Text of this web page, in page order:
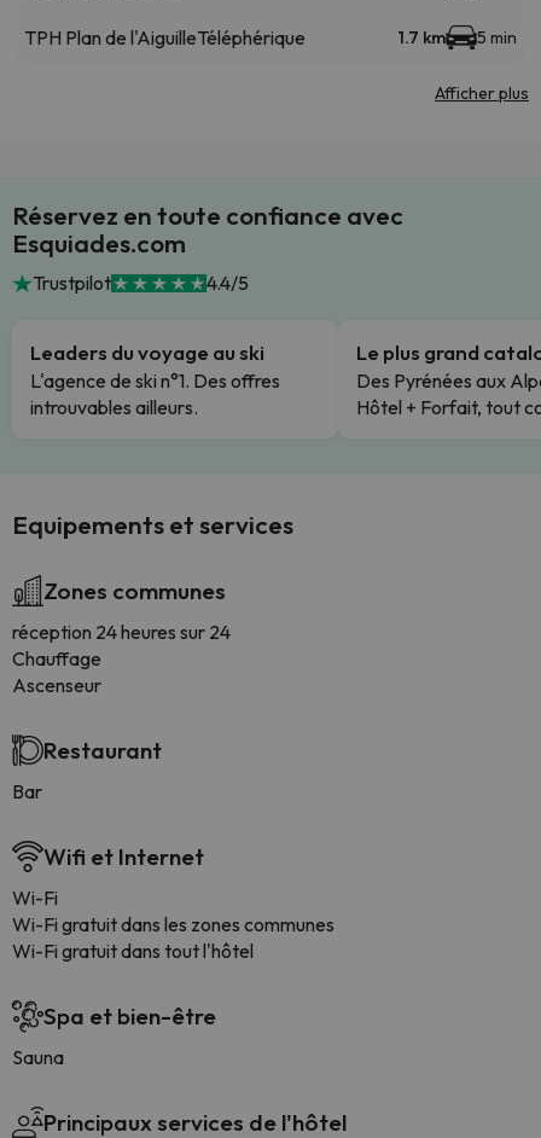
TPH Plan de l'AiguilleTéléphérique 1.7 km 5 min
Afficher plus
Réservez en toute confiance avec
Esquiades.com
Trustpilot 4.4/5
Leaders du voyage au ski
L'agence de ski n°1. Des offres
introuvables ailleurs.
Le plus grand
Des Pyrénées aux
Hôtel + Forfait, tout
Equipements et services
Zones communes
réception 24 heures sur 24
Chauffage
Ascenseur
Restaurant
Bar
Wifi et Internet
Wi-Fi
Wi-Fi gratuit dans les zones communes
Wi-Fi gratuit dans tout l'hôtel
Spa et bien-être
Sauna
Principaux services de l'hôtel